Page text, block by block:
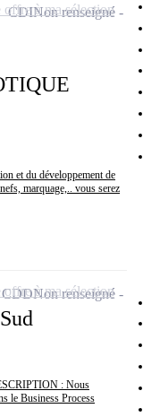
et du développement de
marquage,.. vous serez
CDINon renseigné
offre à ma sélection
: Nous
le Business Process
CDDNon renseigné
à ma sélection